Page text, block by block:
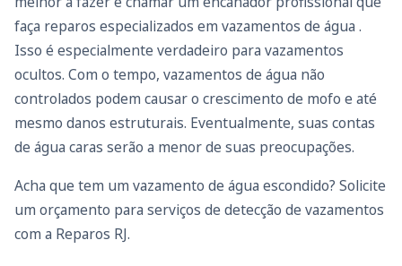
faça reparos especializados em vazamentos de água .
Isso é especialmente verdadeiro para vazamentos
ocultos. Com o tempo, vazamentos de água não
controlados podem causar o crescimento de mofo e até
mesmo danos estruturais. Eventualmente, suas contas
de água caras serão a menor de suas preocupações.
Acha que tem um vazamento de água escondido? Solicite
um orçamento para serviços de detecção de vazamentos
com a Reparos RJ.